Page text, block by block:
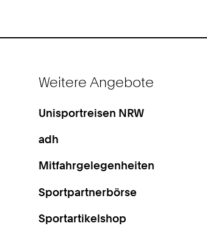
Weitere Angebote
Unisportreisen NRW
adh
Mitfahrgelegenheiten
Sportpartnerbörse
Sportartikelshop